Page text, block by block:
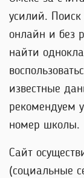
усилий. Поиск
онлайн и без
найти
известные
рекомендуем
номер школы.
Сайт
(социальные